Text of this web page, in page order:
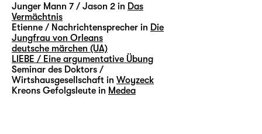
Junger Mann 7 / Jason 2 in Das
Vermächtnis
Etienne / Nachrichtensprecher in Die
Jungfrau von Orleans
deutsche märchen (UA)
LIEBE / Eine argumentative Übung
Seminar des Doktors /
Wirtshausgesellschaft in Woyzeck
Kreons Gefolgsleute in Medea